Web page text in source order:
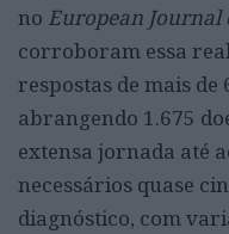
no European Journal
corroboram essa
respostas de mais de
abrangendo 1.675
extensa jornada até
necessários quase
diagnóstico, com